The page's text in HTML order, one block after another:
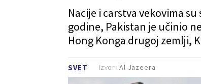
SVET
Nacije i carstva vekovima
godine, Pakistan je učinio
Hong Konga drugoj zemlji,
Izvor: Al Jazeera